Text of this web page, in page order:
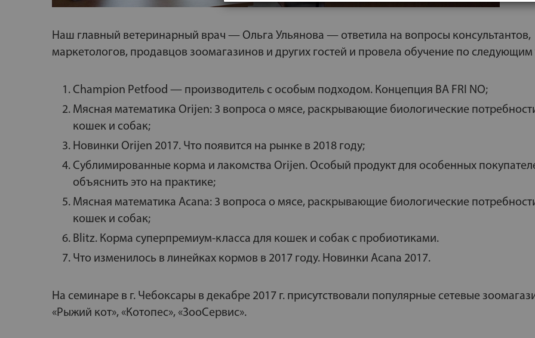
Наш главный ветеринарный врач — Ольга Ульянова — ответила на вопросы консультантов,
маркетологов, продавцов зоомагазинов и других гостей и провела обучение по
Champion Petfood — производитель с особым подходом. Концепция BA FRI NO;
Мясная математика Orijen: 3 вопроса о мясе, раскрывающие биологические
кошек и собак;
Новинки Orijen 2017. Что появится на рынке в 2018 году;
Сублимированные корма и лакомства Orijen. Особый продукт для особенных
объяснить это на практике;
Мясная математика Acana: 3 вопроса о мясе, раскрывающие биологические
кошек и собак;
Blitz. Корма суперпремиум-класса для кошек и собак с пробиотиками.
Что изменилось в линейках кормов в 2017 году. Новинки Acana 2017.
На семинаре в г. Чебоксары в декабре 2017 г. присутствовали популярные сетевые
«Рыжий кот», «Котопес», «ЗооСервис».